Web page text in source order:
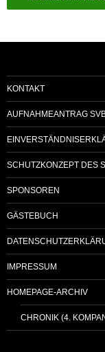
KONTAKT
AUFNAHMEANTRAG
SCHUTZKONZEPT DES
SPONSOREN
GÄSTEBUCH
IMPRESSUM
HOMEPAGE-ARCHIV
CHRONIK (4.